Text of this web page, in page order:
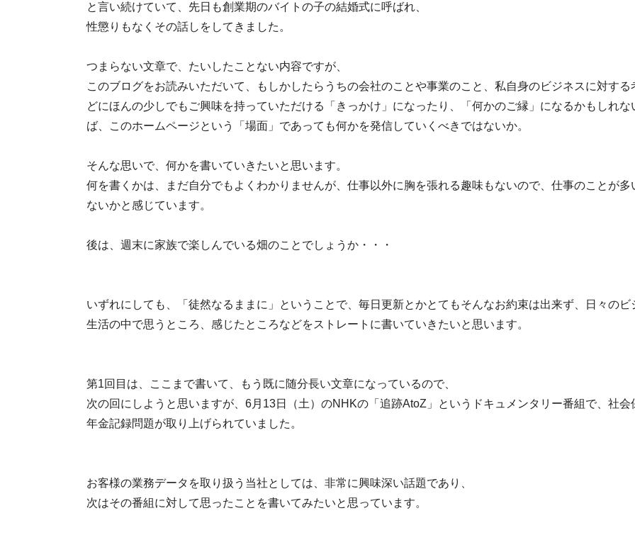
と言い続けていて、先日も創業期のバイトの子の結婚式に呼ばれ、
性懲りもなくその話しをしてきました。
つまらない文章で、たいしたことない内容ですが、
このブログをお読みいただいて、もしかしたらうちの会社のことや事業のこと、私自身のビジネスに対する
どにほんの少しでもご興味を持っていただける「きっかけ」になったり、「何かのご縁」になるかもしれな
ば、このホームページという「場面」であっても何かを発信していくべきではないか。
そんな思いで、何かを書いていきたいと思います。
何を書くかは、まだ自分でもよくわかりませんが、仕事以外に胸を張れる趣味もないので、仕事のことが多
ないかと感じています。
後は、週末に家族で楽しんでいる畑のことでしょうか・・・
いずれにしても、「徒然なるままに」ということで、毎日更新とかとてもそんなお約束は出来ず、日々のビ
生活の中で思うところ、感じたところなどをストレートに書いていきたいと思います。
第1回目は、ここまで書いて、もう既に随分長い文章になっているので、
次の回にしようと思いますが、6月13日（土）のNHKの「追跡AtoZ」というドキュメンタリー番組で、社会
年金記録問題が取り上げられていました。
お客様の業務データを取り扱う当社としては、非常に興味深い話題であり、
次はその番組に対して思ったことを書いてみたいと思っています。